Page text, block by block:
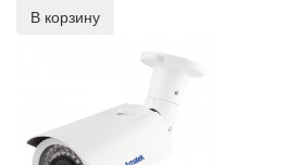
В корзину